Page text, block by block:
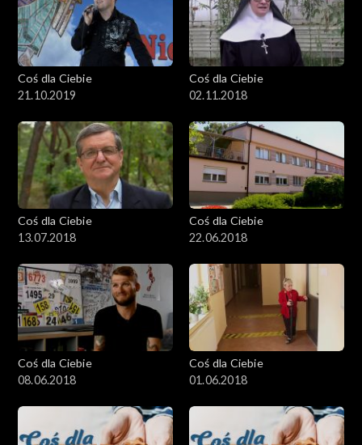
Coś dla Ciebie
21.10.2019
Coś dla Ciebie
02.11.2018
Coś dla Ciebie
13.07.2018
Coś dla Ciebie
22.06.2018
Coś dla Ciebie
08.06.2018
Coś dla Ciebie
01.06.2018